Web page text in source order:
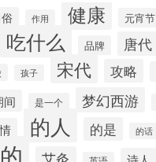
作用 健康 元宵节
吃什么 品牌 唐代
孩子 宋代 攻略
间 是一个 梦幻西游
的人 的是 的话